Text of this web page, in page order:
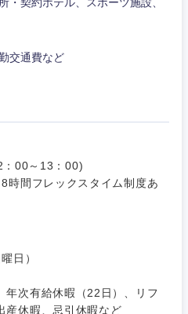
交通費など
00～13：00)
時間フレックスタイム制度あ
日）
年次有給休暇（22日）、リフ
産休暇、忌引休暇など